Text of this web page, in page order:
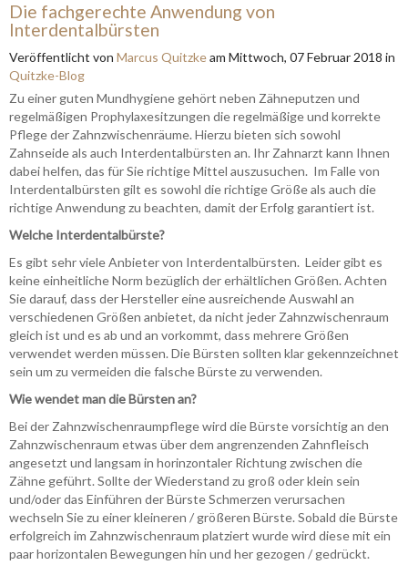
Die fachgerechte Anwendung von
Interdentalbürsten
Veröffentlicht von Marcus Quitzkeam Mittwoch, 07 Februar 2018 in
Quitzke-Blog
Zu einer guten Mundhygiene gehört neben Zähneputzen und
regelmäßigen Prophylaxesitzungen die regelmäßige und korrekte
Pflege der Zahnzwischenräume. Hierzu bieten sich sowohl
Zahnseide als auch Interdentalbürsten an. Ihr Zahnarzt kann Ihnen
dabei helfen, das für Sie richtige Mittel auszusuchen. Im Falle von
Interdentalbürsten gilt es sowohl die richtige Größe als auch die
richtige Anwendung zu beachten, damit der Erfolg garantiert ist.
Welche Interdentalbürste?
Es gibt sehr viele Anbieter von Interdentalbürsten. Leider gibt es
keine einheitliche Norm bezüglich der erhältlichen Größen. Achten
Sie darauf, dass der Hersteller eine ausreichende Auswahl an
verschiedenen Größen anbietet, da nicht jeder Zahnzwischenraum
gleich ist und es ab und an vorkommt, dass mehrere Größen
verwendet werden müssen. Die Bürsten sollten klar gekennzeichnet
sein um zu vermeiden die falsche Bürste zu verwenden.
Wie wendet man die Bürsten an?
Bei der Zahnzwischenraumpflege wird die Bürste vorsichtig an den
Zahnzwischenraum etwas über dem angrenzenden Zahnfleisch
angesetzt und langsam in horinzontaler Richtung zwischen die
Zähne geführt. Sollte der Wiederstand zu groß oder klein sein
und/oder das Einführen der Bürste Schmerzen verursachen
wechseln Sie zu einer kleineren / größeren Bürste. Sobald die Bürste
erfolgreich im Zahnzwischenraum platziert wurde wird diese mit ein
paar horizontalen Bewegungen hin und her gezogen / gedrückt.